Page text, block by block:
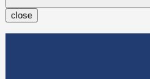
close